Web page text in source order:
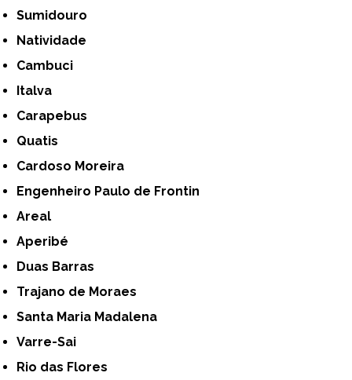
Sumidouro
Natividade
Cambuci
Italva
Carapebus
Quatis
Cardoso Moreira
Engenheiro Paulo de Frontin
Areal
Aperibé
Duas Barras
Trajano de Moraes
Santa Maria Madalena
Varre-Sai
Rio das Flores